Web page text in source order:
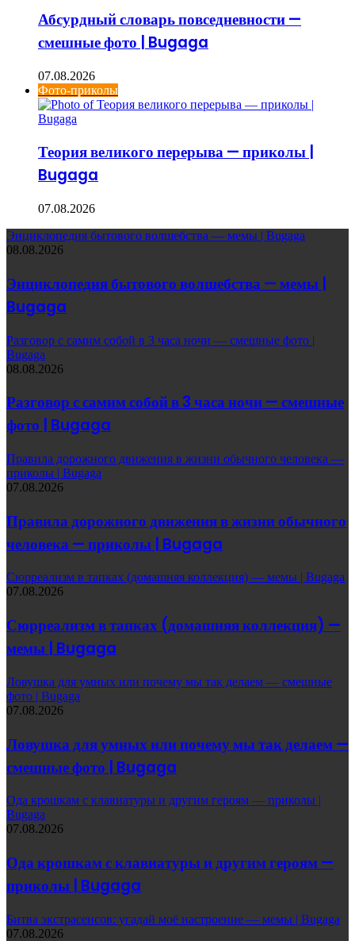
Абсурдный словарь повседневности —
смешные фото | Bugaga
07.08.2026
Фото-приколы
Теория великого перерыва — приколы |
Bugaga
07.08.2026
Энциклопедия бытового волшебства — мемы | Bugaga
08.08.2026
Энциклопедия бытового волшебства — мемы |
Bugaga
Разговор с самим собой в 3 часа ночи — смешные фото |
Bugaga
08.08.2026
Разговор с самим собой в 3 часа ночи — смешные
фото | Bugaga
Правила дорожного движения в жизни обычного человека —
приколы | Bugaga
07.08.2026
Правила дорожного движения в жизни обычного
человека — приколы | Bugaga
Сюрреализм в тапках (домашняя коллекция) — мемы | Bugaga
07.08.2026
Сюрреализм в тапках (домашняя коллекция) —
мемы | Bugaga
Ловушка для умных или почему мы так делаем — смешные
фото | Bugaga
07.08.2026
Ловушка для умных или почему мы так делаем —
смешные фото | Bugaga
Ода крошкам с клавиатуры и другим героям — приколы |
Bugaga
07.08.2026
Ода крошкам с клавиатуры и другим героям —
приколы | Bugaga
Битва экстрасенсов: угадай моё настроение — мемы | Bugaga
07.08.2026